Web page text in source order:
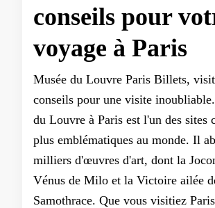
conseils pour
voyage à Paris
Musée du Louvre Paris Billets,
conseils pour une visite
du Louvre à Paris est l'un des sites
plus emblématiques au monde. Il
milliers d'œuvres d'art, dont la
Vénus de Milo et la Victoire ailée
Samothrace. Que vous visitiez